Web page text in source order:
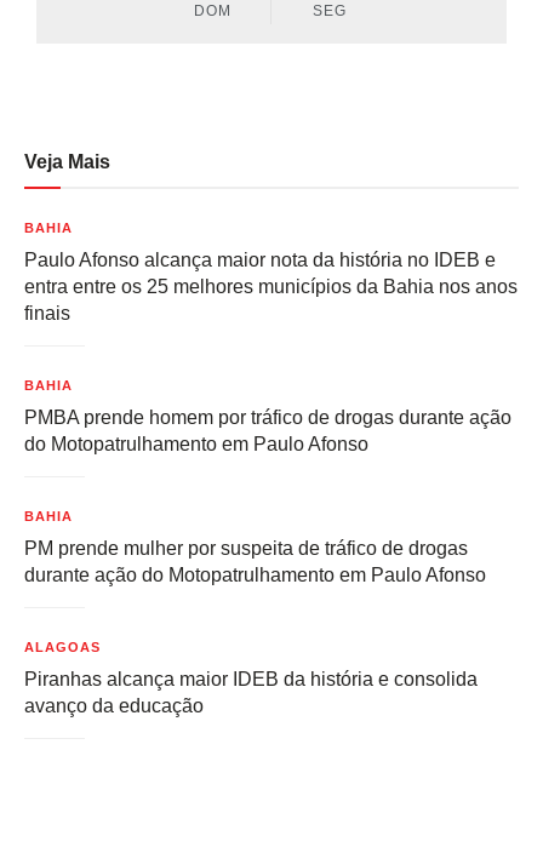
DOM SEG
Veja Mais
BAHIA
Paulo Afonso alcança maior nota da história no IDEB e
entra entre os 25 melhores municípios da Bahia nos anos
finais
BAHIA
PMBA prende homem por tráfico de drogas durante ação
do Motopatrulhamento em Paulo Afonso
BAHIA
PM prende mulher por suspeita de tráfico de drogas
durante ação do Motopatrulhamento em Paulo Afonso
ALAGOAS
Piranhas alcança maior IDEB da história e consolida
avanço da educação